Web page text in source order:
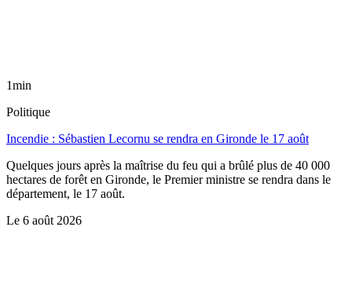
1min
Politique
Incendie : Sébastien Lecornu se rendra en Gironde le 17 août
Quelques jours après la maîtrise du feu qui a brûlé plus de 40 000
hectares de forêt en Gironde, le Premier ministre se rendra dans le
département, le 17 août.
Le 6 août 2026